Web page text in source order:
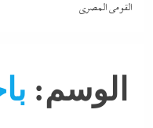
القومى المصري
الوسم: